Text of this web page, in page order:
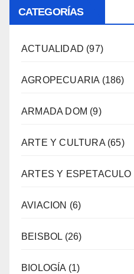
CATEGORÍAS
ACTUALIDAD (97)
AGROPECUARIA (186)
ARMADA DOM (9)
ARTE Y CULTURA(65)
ARTES Y ESPETACULO
AVIACION (6)
BEISBOL (26)
BIOLOGÍA (1)